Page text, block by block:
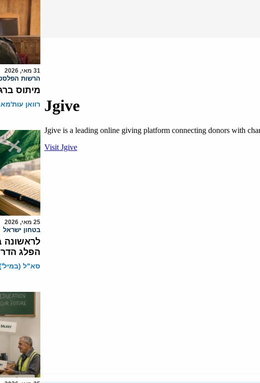
31 מאי, 2026
הרשות
מיתוס
רוואן
25 מאי, 2026
בטחון ישראל
לראשונה
הפלג
סא"ל (במיל')